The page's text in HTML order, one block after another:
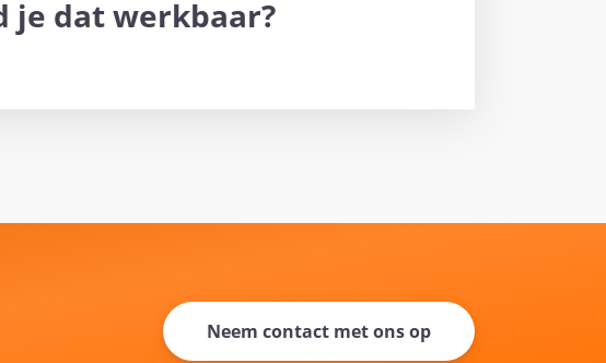
je dat werkbaar?
Neem contact met ons op